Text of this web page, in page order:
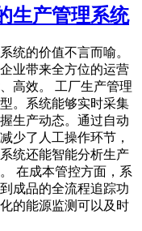
生产管理系统
统的价值不言而喻。
业带来全方位的运营
高效。 工厂生产管理
。系统能够实时采集
生产动态。通过自动
少了人工操作环节，
统还能智能分析生产
在成本管控方面，系
成品的全流程追踪功
的能源监测可以及时